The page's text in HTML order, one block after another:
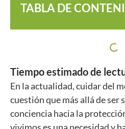
TABLA DE
Tiempo estimado de
En la actualidad, cuidar del
cuestión que más allá de ser
conciencia hacia la
vivimos es una necesidad y